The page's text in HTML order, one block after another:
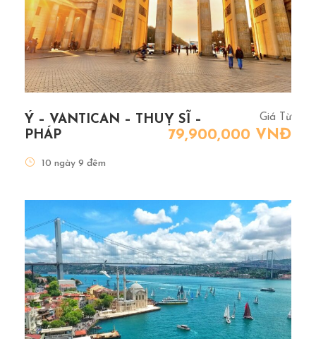
Ý – VANTICAN – THUỴ SĨ –
PHÁP
Giá Từ
79,900,000 VNĐ
10 ngày 9 đêm